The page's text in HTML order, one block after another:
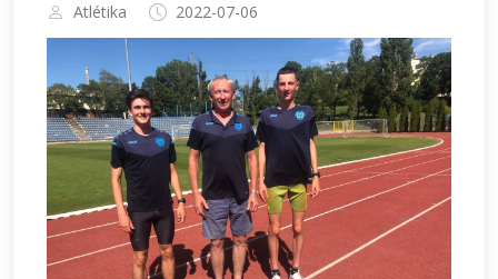
Atlétika 2022-07-06